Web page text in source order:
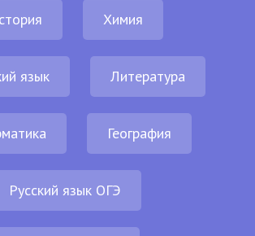
Химия
язык Литература
География
Русский язык ОГЭ